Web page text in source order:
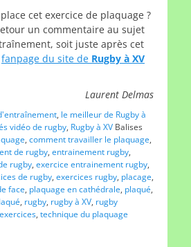
cet exercice de plaquage ?
un commentaire au sujet
soit juste après cet
fanpage du site de Rugby à XV
Laurent Delmas
, le meilleur de Rugby à
vidéo de rugby, Rugby à XV Balises
, comment travailler le plaquage,
de rugby, entrainement rugby,
rugby, exercice entrainement rugby,
de rugby, exercices rugby, placage,
face, plaquage en cathédrale, plaqué,
, rugby, rugby à XV, rugby
, technique du plaquage